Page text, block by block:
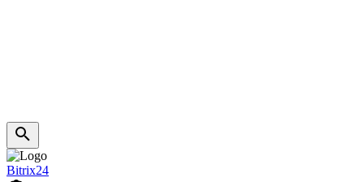
Bitrix24